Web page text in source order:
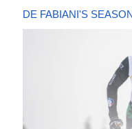
DE FABIANI'S